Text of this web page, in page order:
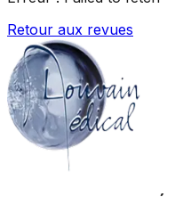
Retour aux revues